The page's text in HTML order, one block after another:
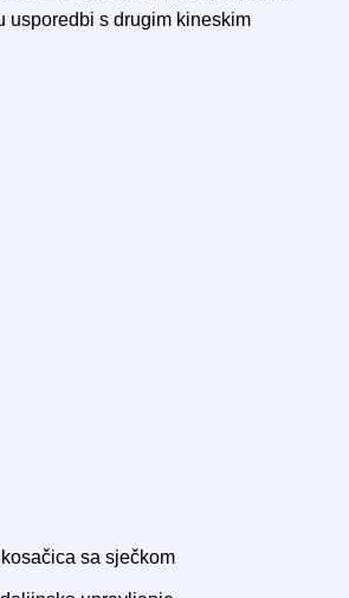
usporedbi s drugim kineskim
sa sječkom